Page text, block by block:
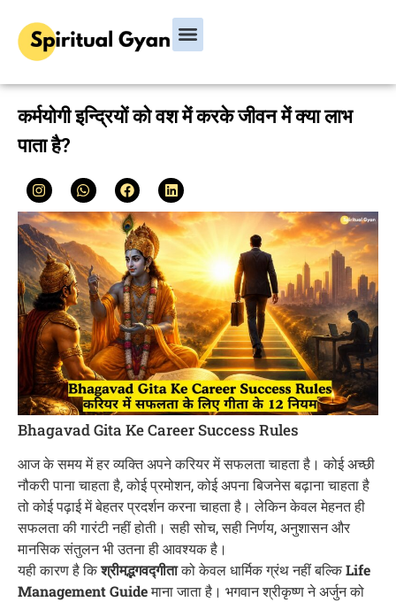
कर्मयोगी इन्द्रियों को वश में करके जीवन में क्या लाभ
पाता है?
Bhagavad Gita Ke Career Success Rules
आज के समय में हर व्यक्ति अपने करियर में सफलता चाहता है। कोई अच्छी
नौकरी पाना चाहता है, कोई प्रमोशन, कोई अपना बिजनेस बढ़ाना चाहता है
तो कोई पढ़ाई में बेहतर प्रदर्शन करना चाहता है। लेकिन केवल मेहनत ही
सफलता की गारंटी नहीं होती। सही सोच, सही निर्णय, अनुशासन और
मानसिक संतुलन भी उतना ही आवश्यक है।
यही कारण है किश्रीमद्भगवद्गीताको केवल धार्मिक ग्रंथ नहीं बल्किLife
Management Guideमाना जाता है। भगवान श्रीकृष्ण ने अर्जुन को